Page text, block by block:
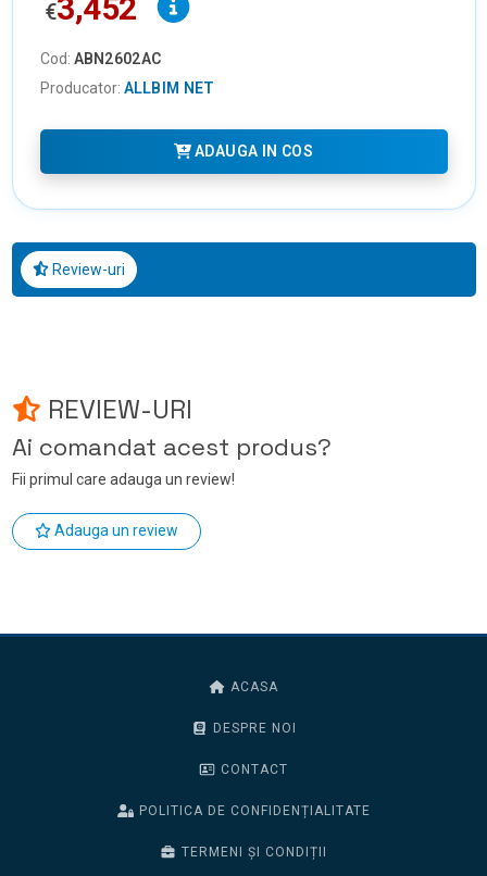
€3,452
Cod: ABN2602AC
Producator: ALLBIM NET
ADAUGA IN COS
Review-uri
REVIEW-URI
Ai comandat acest produs?
Fii primul care adauga un review!
Adauga un review
ACASA
DESPRE NOI
CONTACT
POLITICA DE CONFIDENȚIALITATE
TERMENI ȘI CONDIȚII